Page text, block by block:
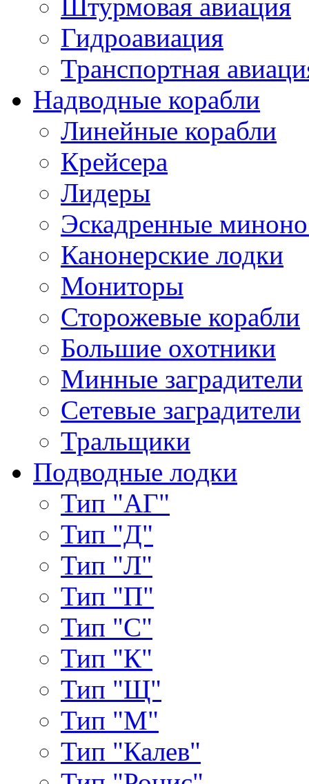
Штурмовая авиация
Гидроавиация
Транспортная
Надводные корабли
Линейные корабли
Крейсера
Лидеры
Эскадренные
Канонерские лодки
Мониторы
Сторожевые корабли
Большие охотники
Минные заградители
Сетевые заградители
Тральщики
Подводные лодки
Тип "АГ"
Тип "Д"
Тип "Л"
Тип "П"
Тип "С"
Тип "К"
Тип "Щ"
Тип "М"
Тип "Калев"